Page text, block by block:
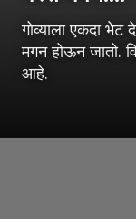
गोव्याला एकदा भेट
मगन होऊन जातो.
आहे.